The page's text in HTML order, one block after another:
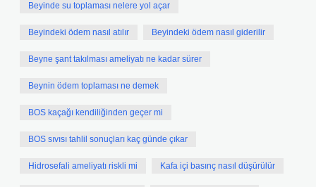
Beyinde su toplaması nelere yol açar
Beyindeki ödem nasıl atılır Beyindeki ödem nasıl giderilir
Beyne şant takılması ameliyatı ne kadar sürer
Beynin ödem toplaması ne demek
BOS kaçağı kendiliğinden geçer mi
BOS sıvısı tahlil sonuçları kaç günde çıkar
Hidrosefali ameliyatı riskli mi Kafa içi basınç nasıl düşürülür